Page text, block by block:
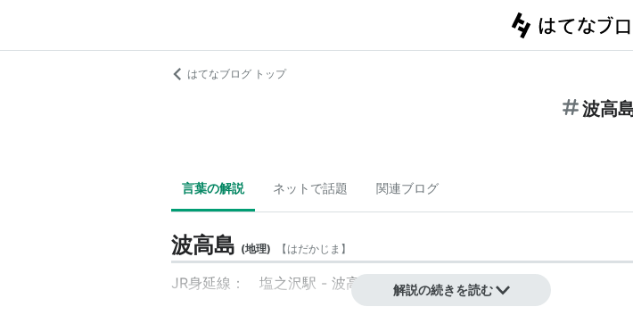
はてなブログ トップ
波高
言葉の解説 ネットで話題 関連ブログ
波高島 (地理) 【はだかじま 】
JR身延線： 塩之沢駅 - 波高島 駅 -下部温泉駅
解説の続きを読む